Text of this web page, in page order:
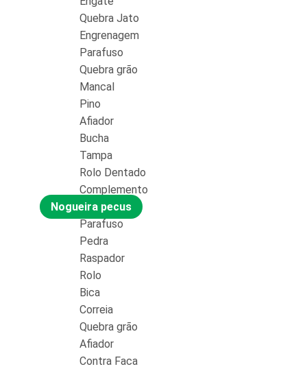
Quebra Jato
Engrenagem
Parafuso
Quebra grão
Mancal
Pino
Afiador
Bucha
Tampa
Rolo Dentado
Complemento
Nogueira pecus
Parafuso
Pedra
Raspador
Rolo
Bica
Correia
Quebra grão
Afiador
Contra Faca